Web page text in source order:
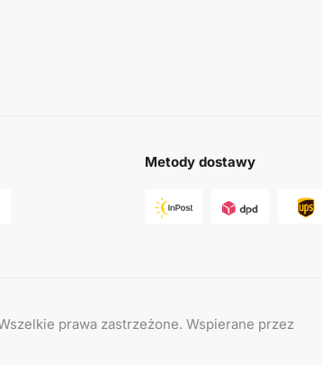
Metody dostawy
prawa zastrzeżone. Wspierane przez